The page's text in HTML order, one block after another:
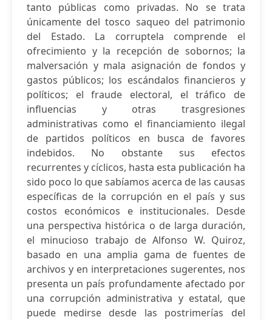
tanto públicas como privadas. No se trata
únicamente del tosco saqueo del patrimonio
del Estado. La corruptela comprende el
ofrecimiento y la recepción de sobornos; la
malversación y mala asignación de fondos y
gastos públicos; los escándalos financieros y
políticos; el fraude electoral, el tráfico de
influencias y otras trasgresiones
administrativas como el financiamiento ilegal
de partidos políticos en busca de favores
indebidos. No obstante sus efectos
recurrentes y cíclicos, hasta esta publicación ha
sido poco lo que sabíamos acerca de las causas
específicas de la corrupción en el país y sus
costos económicos e institucionales. Desde
una perspectiva histórica o de larga duración,
el minucioso trabajo de Alfonso W. Quiroz,
basado en una amplia gama de fuentes de
archivos y en interpretaciones sugerentes, nos
presenta un país profundamente afectado por
una corrupción administrativa y estatal, que
puede medirse desde las postrimerías del